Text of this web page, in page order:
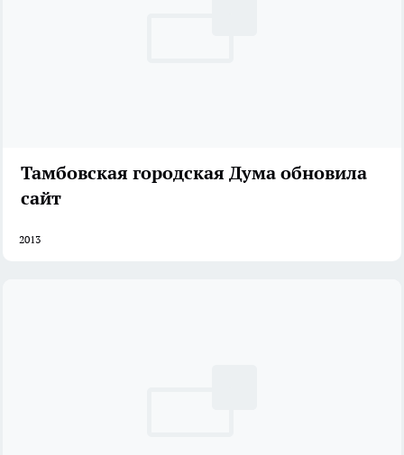
Тамбовская городская Дума обновила
сайт
2013